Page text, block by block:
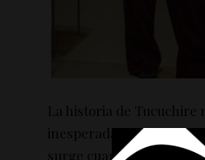
La historia de Tucuchire
inesperada. Federika
surge cuando una